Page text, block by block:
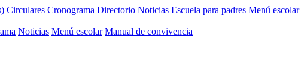
Circulares Cronograma Directorio Noticias Escuela para padres Menú escolar
Noticias Menú escolar Manual de convivencia